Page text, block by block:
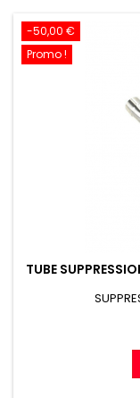
-50,00 €
Promo !
TUBE